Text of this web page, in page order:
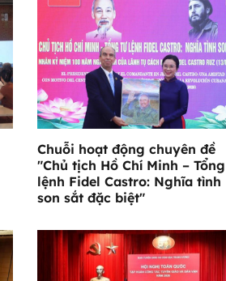
Chuỗi hoạt động chuyên đề
"Chủ tịch Hồ Chí Minh –
lệnh Fidel Castro: Nghĩa tình
son sắt đặc biệt"